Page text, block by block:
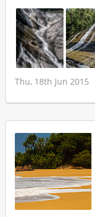
Thu, 18th Jun 2015